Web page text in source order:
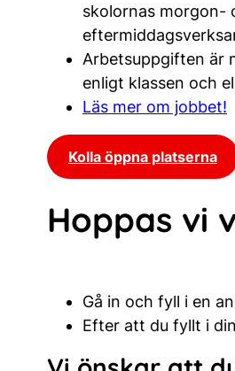
skolornas morgon-
Arbetsuppgiften är
enligt klassen och
Läs mer om jobbet!
Kolla öppna platserna
Hoppas vi
Gå in och fyll i en
Efter att du fyllt i